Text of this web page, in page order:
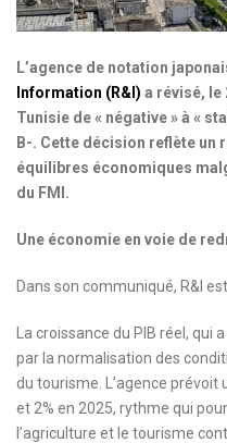
L’agence de notation
Information (R&I) a révisé, le
Tunisie de « négative » à «
B-. Cette décision reflète
équilibres économiques
du FMI.
Une économie en voie de
Dans son communiqué, R&I
La croissance du PIB réel,
par la normalisation des
du tourisme. L’agence
et 2% en 2025, rythme qui
l’agriculture et le tourisme